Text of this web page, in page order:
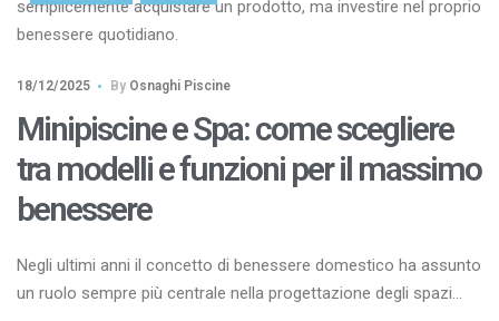
18/12/2025 By Osnaghi Piscine
Minipiscine e Spa: come scegliere
tra modelli e funzioni per il massimo
benessere
Negli ultimi anni il concetto di benessere domestico ha assunto
un ruolo sempre più centrale nella progettazione degli spazi